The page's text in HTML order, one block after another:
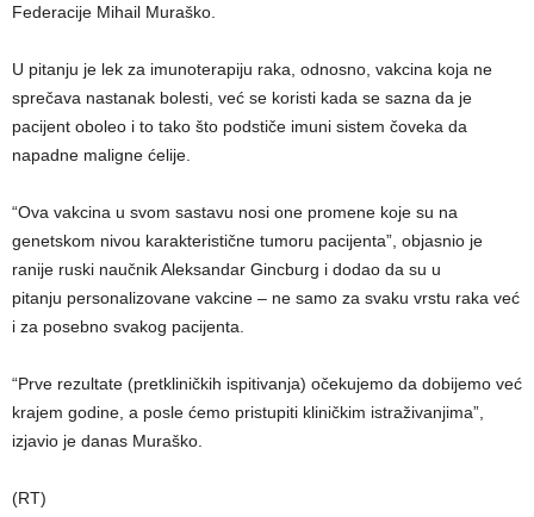
Federacije Mihail Muraško.
U pitanju je lek za imunoterapiju raka, odnosno, vakcina koja ne
sprečava nastanak bolesti, već se koristi kada se sazna da je
pacijent oboleo i to tako što podstiče imuni sistem čoveka da
napadne maligne ćelije.
“Ova vakcina u svom sastavu nosi one promene koje su na
genetskom nivou karakteristične tumoru pacijenta”, objasnio je
ranije ruski naučnik Aleksandar Gincburg i dodao da su u
pitanju personalizovane vakcine – ne samo za svaku vrstu raka već
i za posebno svakog pacijenta.
“Prve rezultate (pretkliničkih ispitivanja) očekujemo da dobijemo već
krajem godine, a posle ćemo pristupiti kliničkim istraživanjima”,
izjavio je danas Muraško.
(RT)